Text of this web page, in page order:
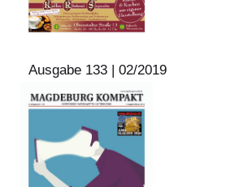
Ausgabe 133 | 02/2019